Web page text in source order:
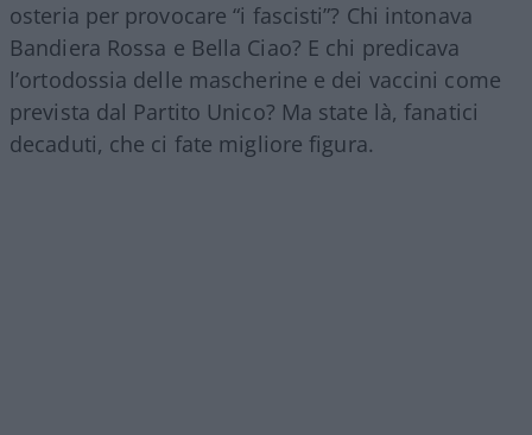
osteria per provocare “i fascisti”? Chi intonava
Bandiera Rossa e Bella Ciao? E chi predicava
l’ortodossia delle mascherine e dei vaccini come
prevista dal Partito Unico? Ma state là, fanatici
decaduti, che ci fate migliore figura.